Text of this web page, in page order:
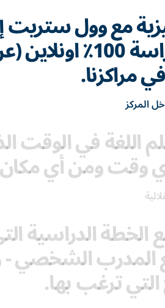
مع وول
يمكنك الدراسة 100٪
مراكزنا.
المركز
اللغة في الوقت
وقت ومن أي مكان
الدراسية
المدرب الشخصي
التي ترغب بها.